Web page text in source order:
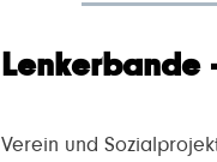
Lenkerbande
Verein und